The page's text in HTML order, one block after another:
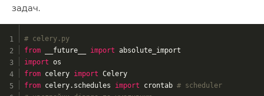
задач.
# celery.py
from __future__ import absolute_import
import os
from celery import Celery
from celery.schedules import crontab # scheduler